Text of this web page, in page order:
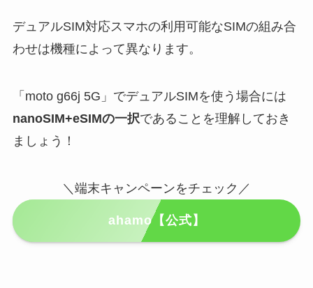
デュアルSIM対応スマホの利用可能なSIMの組み合
わせは機種によって異なります。
「moto g66j 5G」でデュアルSIMを使う場合には
nanoSIM+eSIMの一択であることを理解しておき
ましょう！
＼端末キャンペーンをチェック／
ahamo【公式】